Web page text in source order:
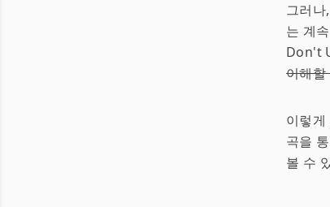
그러
는 계
Don't
이해할
이렇
곡을
볼 수